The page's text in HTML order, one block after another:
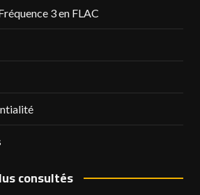
3 en FLAC
consultés